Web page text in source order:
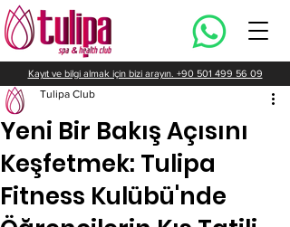
Kayıt ve bilgi almak için bizi arayın. +90 501 499 56 09
Yeni Bir Bakış Açısını
Keşfetmek: Tulipa
Fitness Kulübü'nde
Tulipa Club